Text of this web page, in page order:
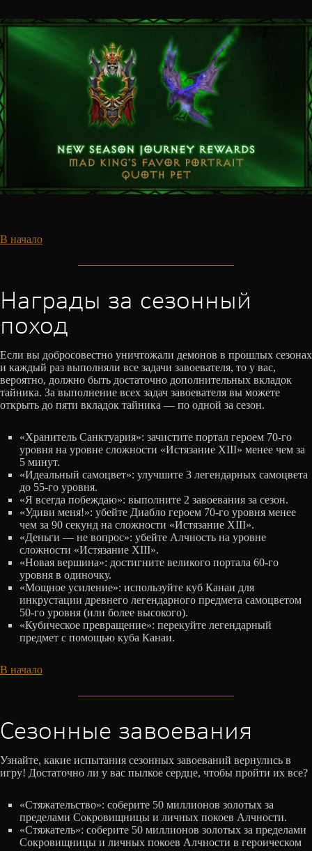
В начало
Награды за сезонный
поход
Если вы добросовестно уничтожали демонов в прошлых сезонах
и каждый раз выполняли все задачи завоевателя, то у вас,
вероятно, должно быть достаточно дополнительных вкладок
тайника. За выполнение всех задач завоевателя вы можете
открыть до пяти вкладок тайника — по одной за сезон.
«Хранитель Санктуария»: зачистите портал героем 70-го
уровня на уровне сложности «Истязание XIII» менее чем за
5 минут.
«Идеальный самоцвет»: улучшите 3 легендарных самоцвета
до 55-го уровня.
«Я всегда побеждаю»: выполните 2 завоевания за сезон.
«Удиви меня!»: убейте Диабло героем 70-го уровня менее
чем за 90 секунд на сложности «Истязание XIII».
«Деньги — не вопрос»: убейте Алчность на уровне
сложности «Истязание XIII».
«Новая вершина»: достигните великого портала 60-го
уровня в одиночку.
«Мощное усиление»: используйте куб Канаи для
инкрустации древнего легендарного предмета самоцветом
50-го уровня (или более высокого).
«Кубическое превращение»: перекуйте легендарный
предмет с помощью куба Канаи.
В начало
Сезонные завоевания
Узнайте, какие испытания сезонных завоеваний вернулись в
игру! Достаточно ли у вас пылкое сердце, чтобы пройти их все?
«Стяжательство»: соберите 50 миллионов золотых за
пределами Сокровищницы и личных покоев Алчности.
«Стяжатель»: соберите 50 миллионов золотых за пределами
Сокровищницы и личных покоев Алчности в героическом